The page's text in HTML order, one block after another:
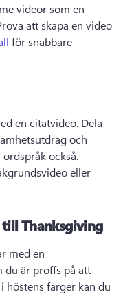
videor som en
att skapa en video
för snabbare
en citatvideo. Dela
och
eller
Thanksgiving
med en
du är proffs på att
höstens färger kan du